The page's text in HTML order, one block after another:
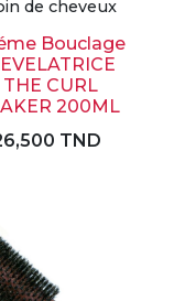
de cheveux
Bouclage
THE CURL
200ML
TND